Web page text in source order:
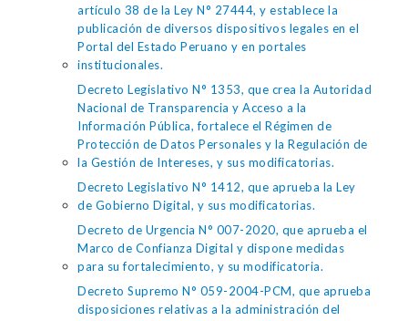
artículo 38 de la Ley N° 27444, y establece la
publicación de diversos dispositivos legales en el
Portal del Estado Peruano y en portales
institucionales.
Decreto Legislativo N° 1353, que crea la Autoridad
Nacional de Transparencia y Acceso a la
Información Pública, fortalece el Régimen de
Protección de Datos Personales y la Regulación de
la Gestión de Intereses, y sus modificatorias.
Decreto Legislativo N° 1412, que aprueba la Ley
de Gobierno Digital, y sus modificatorias.
Decreto de Urgencia N° 007-2020, que aprueba el
Marco de Confianza Digital y dispone medidas
para su fortalecimiento, y su modificatoria.
Decreto Supremo N° 059-2004-PCM, que aprueba
disposiciones relativas a la administración del